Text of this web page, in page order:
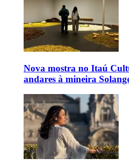
Nova mostra no Itaú
andares à mineira